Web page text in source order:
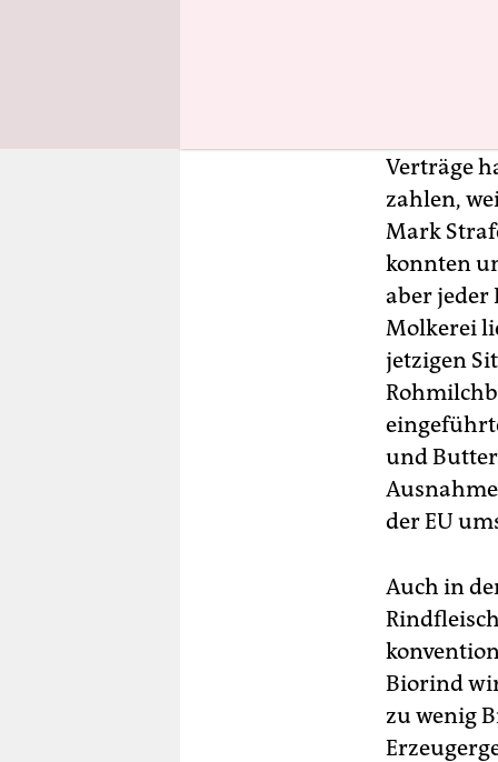
Preise
teurer
Verträge
zahlen,
Mark
konnten
aber jeder
Molkerei
jetzigen
und
der EU
Auch in
Biorind
zu wenig